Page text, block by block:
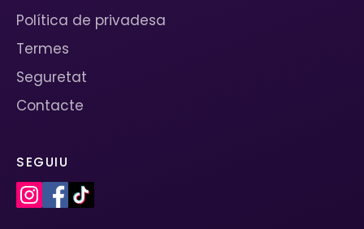
Política de privadesa
Termes
Seguretat
Contacte
SEGUIU